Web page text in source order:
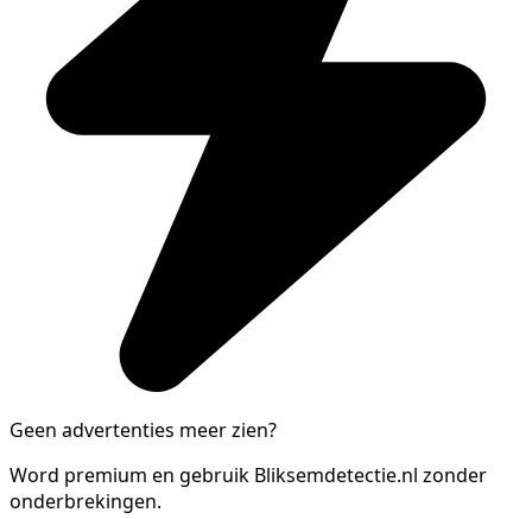
Geen advertenties meer zien?
Word premium en gebruik Bliksemdetectie.nl zonder
onderbrekingen.